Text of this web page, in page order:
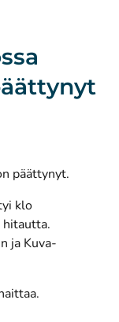
päättynyt.
klo
ja Kuva-